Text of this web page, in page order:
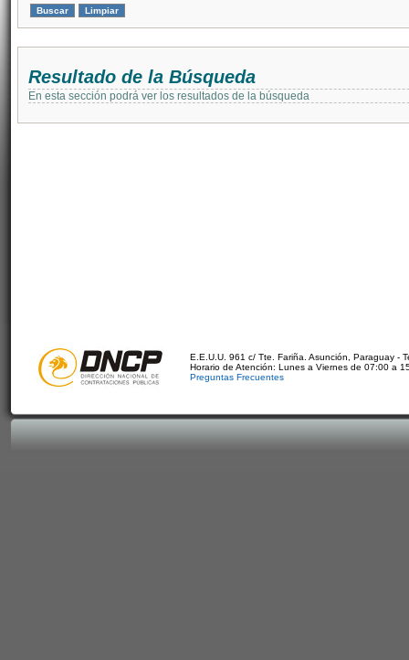
Resultado de la Búsqueda
En esta sección podrá ver los resultados de la búsqueda
E.E.U.U. 961 c/ Tte. Fariña. Asunción, Paraguay -
Horario de Atención: Lunes a Viernes de 07:00 a
Preguntas Frecuentes